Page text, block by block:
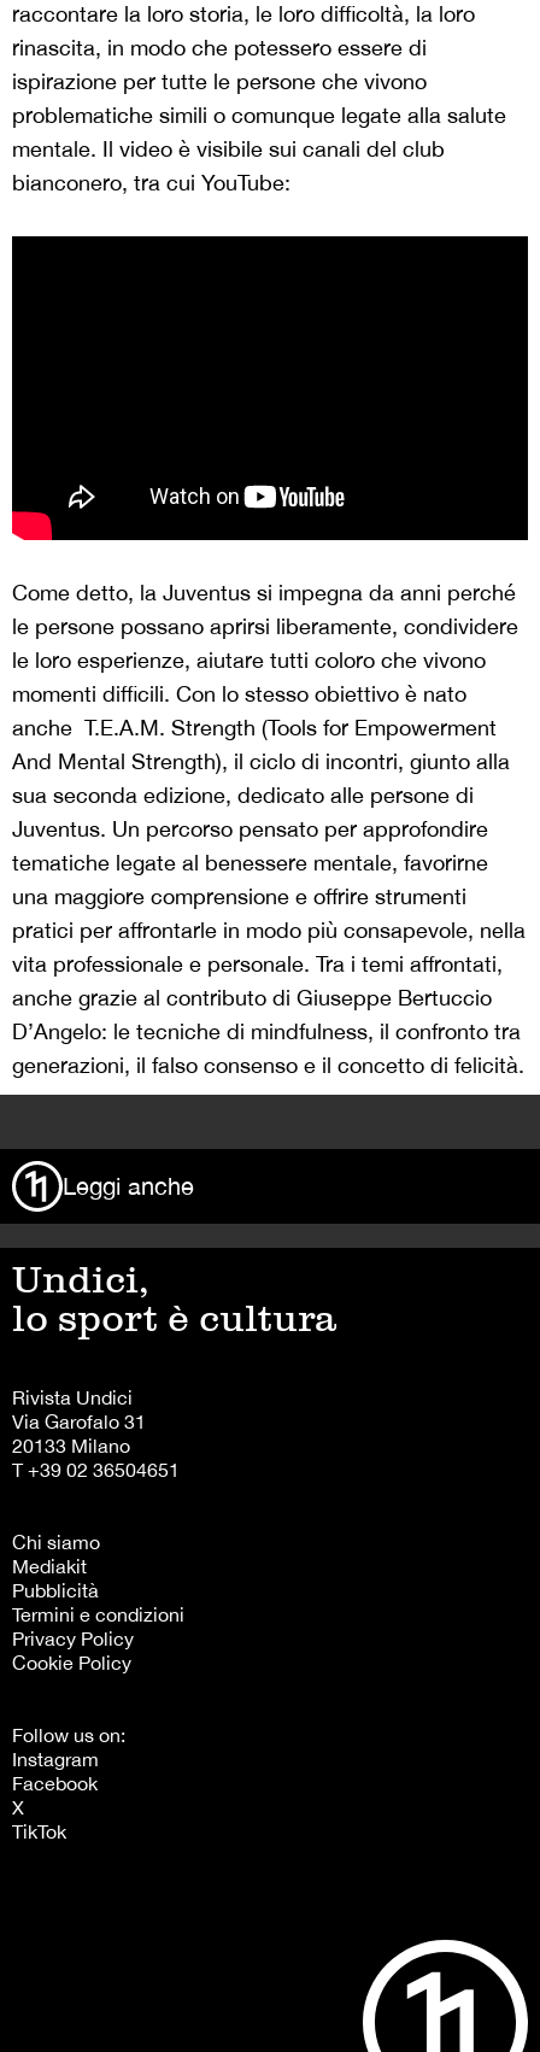
raccontare la loro storia, le loro difficoltà, la loro
rinascita, in modo che potessero essere di
ispirazione per tutte le persone che vivono
problematiche simili o comunque legate alla salute
mentale. Il video è visibile sui canali del club
bianconero, tra cui YouTube:
Come detto, la Juventus si impegna da anni perché
le persone possano aprirsi liberamente, condividere
le loro esperienze, aiutare tutti coloro che vivono
momenti difficili. Con lo stesso obiettivo è nato
anche T.E.A.M. Strength (Tools for Empowerment
And Mental Strength), il ciclo di incontri, giunto alla
sua seconda edizione, dedicato alle persone di
Juventus. Un percorso pensato per approfondire
tematiche legate al benessere mentale, favorirne
una maggiore comprensione e offrire strumenti
pratici per affrontarle in modo più consapevole, nella
vita professionale e personale. Tra i temi affrontati,
anche grazie al contributo di Giuseppe Bertuccio
D’Angelo: le tecniche di mindfulness, il confronto tra
generazioni, il falso consenso e il concetto di felicità.
Leggi anche
Undici,
lo sport è cultura
Rivista Undici
Via Garofalo 31
20133 Milano
T +39 02 36504651
Chi siamo
Mediakit
Pubblicità
Termini e condizioni
Privacy Policy
Cookie Policy
Follow us on:
Instagram
Facebook
X
TikTok